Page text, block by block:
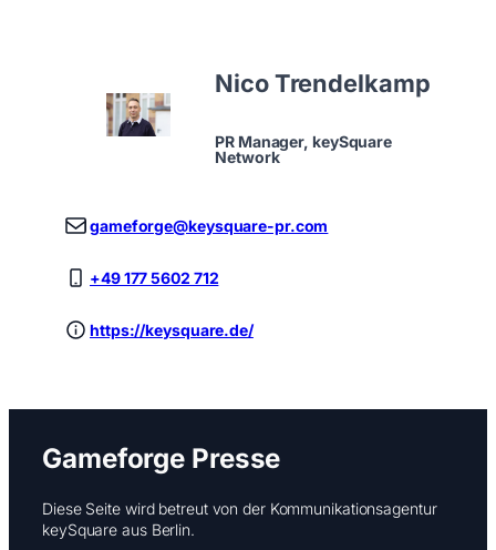
Nico Trendelkamp
PR Manager, keySquare
Network
gameforge@keysquare-pr.com
+49 177 5602 712
https://keysquare.de/
Gameforge Presse
Diese Seite wird betreut von der Kommunikationsagentur
keySquare aus Berlin.